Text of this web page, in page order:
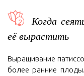
Когда
её вырастить
Выращивание
более ранние